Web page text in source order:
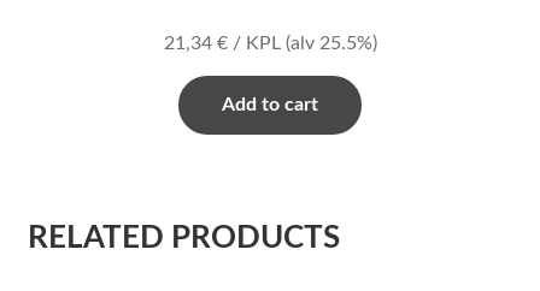
21,34 €/ KPL (alv 25.5%)
Add to cart
RELATED PRODUCTS